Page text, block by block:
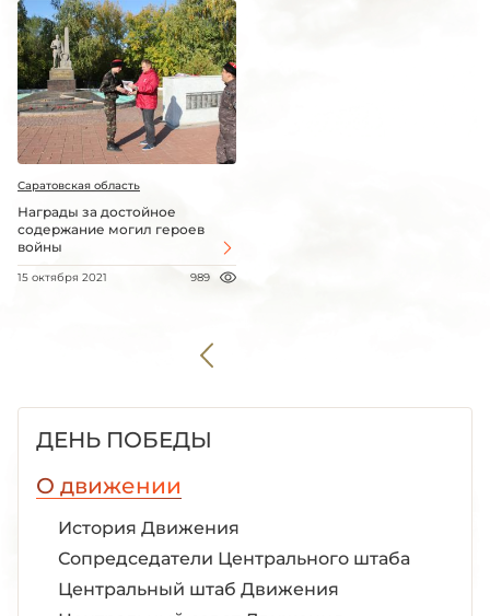
Саратовская область
Награды за достойное
содержание могил героев
войны
15 октября 2021 989
ДЕНЬ ПОБЕДЫ
О движении
История Движения
Сопредседатели Центрального штаба
Центральный штаб Движения